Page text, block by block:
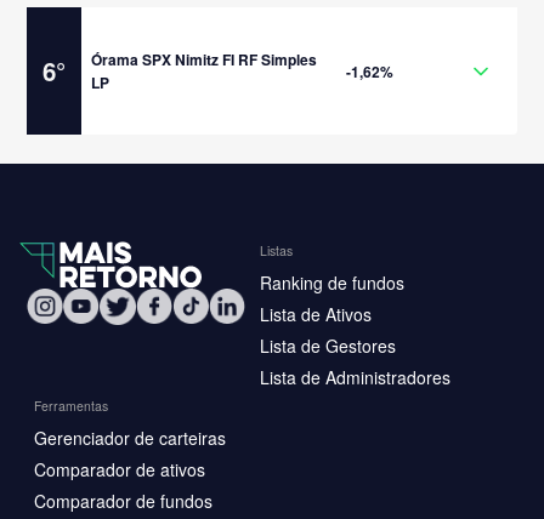
6°
Órama SPX Nimitz FI RF Simples
LP
-1,62%
Listas
Ranking de fundos
Lista de Ativos
Lista de Gestores
Lista de Administradores
Ferramentas
Gerenciador de carteiras
Comparador de ativos
Comparador de fundos